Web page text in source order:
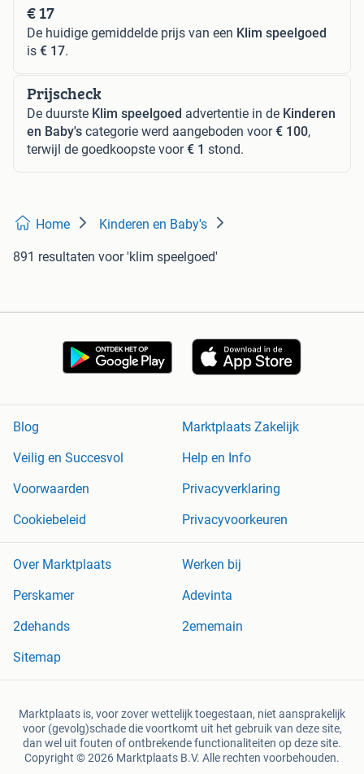
€ 17
De huidige gemiddelde prijs van een Klim speelgoed
is € 17.
Prijscheck
De duurste Klim speelgoed advertentie in de Kinderen
en Baby's categorie werd aangeboden voor€ 100,
terwijl de goedkoopste voor€ 1 stond.
Home Kinderen en Baby's
891 resultaten voor 'klim speelgoed'
Blog
Marktplaats Zakelijk
Veilig en Succesvol
Help en Info
Voorwaarden
Privacyverklaring
Cookiebeleid
Privacyvoorkeuren
Over Marktplaats
Werken bij
Perskamer
Adevinta
2dehands
2ememain
Sitemap
Marktplaats is, voor zover wettelijk toegestaan, niet aansprakelijk
voor (gevolg)schade die voortkomt uit het gebruik van deze site,
dan wel uit fouten of ontbrekende functionaliteiten op deze site.
Copyright © 2026 Marktplaats B.V. Alle rechten voorbehouden.